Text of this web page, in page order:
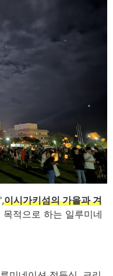
이시가키섬의 가을과 겨
목적으로 하는 일루미네